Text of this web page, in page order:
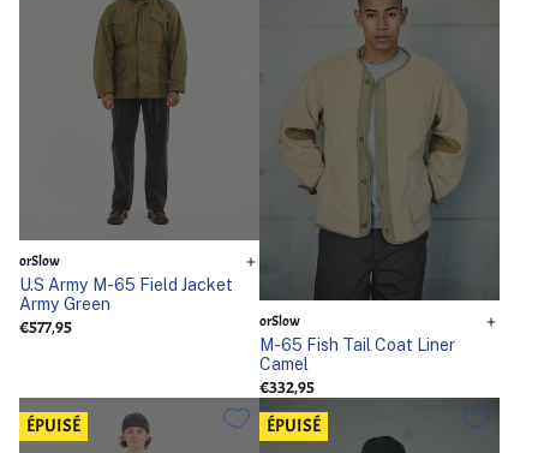
orSlow
U.S Army M-65 Field Jacket
Army Green
€577,95
orSlow
M-65 Fish Tail Coat Liner
Camel
€332,95
ÉPUISÉ ÉPUISÉ